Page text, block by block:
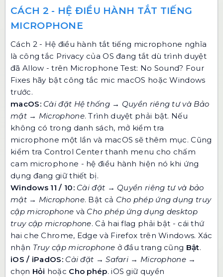
CÁCH 2 - HỆ ĐIỀU HÀNH TẮT TIẾNG
MICROPHONE
Cách 2 - Hệ điều hành tắt tiếng microphone nghĩa
là công tắc Privacy của OS đang tắt dù trình duyệt
đã Allow - trên Microphone Test: No Sound? Four
Fixes hãy bật công tắc mic macOS hoặc Windows
trước.
macOS: Cài đặt Hệ thống → Quyền riêng tư và Bảo
mật → Microphone. Trình duyệt phải bật. Nếu
không có trong danh sách, mở kiểm tra
microphone một lần và macOS sẽ thêm mục. Cũng
kiểm tra Control Center thanh menu cho chấm
cam microphone - hệ điều hành hiện nó khi ứng
dụng đang giữ thiết bị.
Windows 11 / 10: Cài đặt → Quyền riêng tư và bảo
mật → Microphone. Bật cả Cho phép ứng dụng truy
cập microphone và Cho phép ứng dụng desktop
truy cập microphone. Cả hai flag phải bật - cái thứ
hai che Chrome, Edge và Firefox trên Windows. Xác
nhận Truy cập microphone ở đầu trang cũng Bật.
iOS / iPadOS: Cài đặt → Safari → Microphone→
chọn Hỏi hoặc Cho phép. iOS giữ quyền